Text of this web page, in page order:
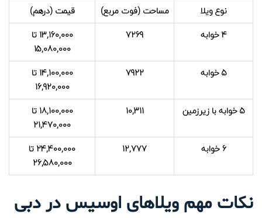
نوع ویلا
مساحت (فوت مربع)
قیمت (درهم)
4 خوابه
7269
13,160,000 تا
15,080,000
5 خوابه
7922
14,100,000 تا
16,920,000
5 خوابه با زیرزمین
10,311
18,100,000 تا
21,470,000
6 خوابه
12,777
24,400,000 تا
26,580,000
نکات مهم ویلاهای اوسیس در دبی